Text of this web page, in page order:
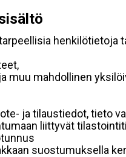
henkilötietoja
muu mahdollinen
ja tilaustiedot, tieto
liittyvät
suostumuksella